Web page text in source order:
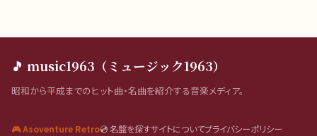
🎵 music1963（ミュージック1963）
昭和から平成までのヒット曲・名曲を紹介する音楽メディア。
🎮 Asoventure Retro💿 名盤を探すサイトについてプライバシーポリシー